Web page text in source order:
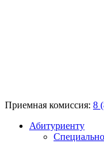
Приемная комиссия: 8
Абитуриенту